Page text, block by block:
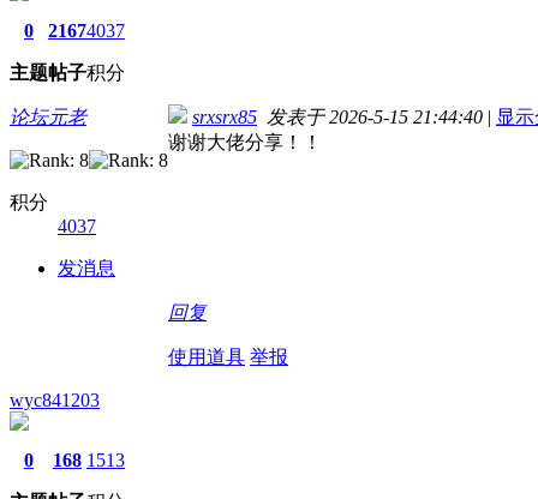
0
主题
2167
帖子
4037
积分
论坛元老
积分
4037
发消息
srxsrx85 发表于 2026-5-15 21:44:40 | 显
谢谢大佬分享！！
回复
使用道具 举报
wyc841203
0 168 1513